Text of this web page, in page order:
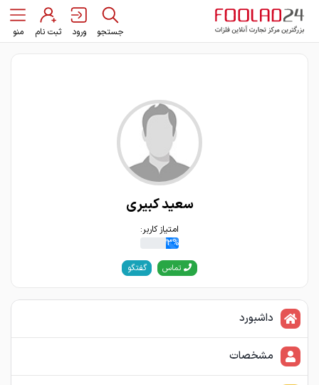
جستجو ورود ثبت نام منو
سعید کبیری
امتیاز کاربر:
33%
تماس گفتگو
داشبورد
مشخصات